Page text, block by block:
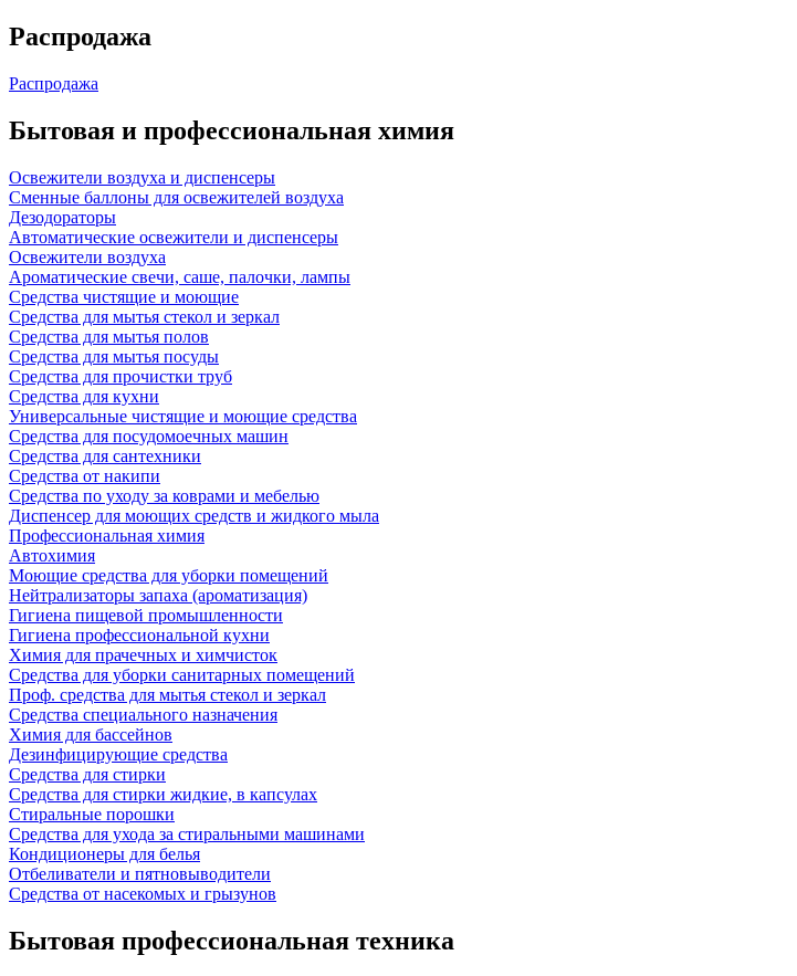
Распродажа
Распродажа
Бытовая и профессиональная химия
Освежители воздуха и диспенсеры
Сменные баллоны для освежителей воздуха
Дезодораторы
Автоматические освежители и диспенсеры
Освежители воздуха
Ароматические свечи, саше, палочки, лампы
Средства чистящие и моющие
Средства для мытья стекол и зеркал
Средства для мытья полов
Средства для мытья посуды
Средства для прочистки труб
Средства для кухни
Универсальные чистящие и моющие средства
Средства для посудомоечных машин
Средства для сантехники
Средства от накипи
Средства по уходу за коврами и мебелью
Диспенсер для моющих средств и жидкого мыла
Профессиональная химия
Автохимия
Моющие средства для уборки помещений
Нейтрализаторы запаха (ароматизация)
Гигиена пищевой промышленности
Гигиена профессиональной кухни
Химия для прачечных и химчисток
Средства для уборки санитарных помещений
Проф. средства для мытья стекол и зеркал
Средства специального назначения
Химия для бассейнов
Дезинфицирующие средства
Средства для стирки
Средства для стирки жидкие, в капсулах
Стиральные порошки
Средства для ухода за стиральными машинами
Кондиционеры для белья
Отбеливатели и пятновыводители
Средства от насекомых и грызунов
Бытовая профессиональная техника